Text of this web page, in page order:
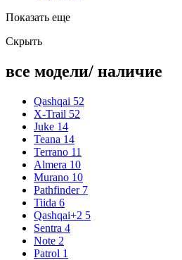
Показать еще
Скрыть
все модели/ наличие
Qashqai 52
X-Trail 52
Juke 14
Teana 14
Terrano 11
Almera 10
Murano 10
Pathfinder 7
Tiida 6
Qashqai+2 5
Sentra 4
Note 2
Patrol 1